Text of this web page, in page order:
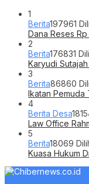
1
Berita197961
Dana Reses
2
Berita176831
Karyudi
3
Berita86860
Ikatan Pemuda
4
Berita Desa
Law Office
5
Berita18069
Kuasa Hukum